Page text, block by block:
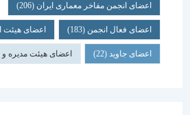
اعضای انجمن مفاخر معماری ایران (206)
اعضای فعال انجمن(183) اعضای هیئت امنا(42)
اعضای جاوید(22) اعضای هیئت مدیره و